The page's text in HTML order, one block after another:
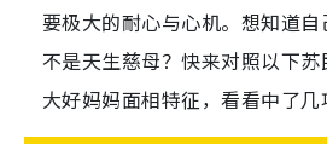
要极大的耐心与心机。想知道
不是天生慈母？快来对照以下
大好妈妈面相特征，看看中了几